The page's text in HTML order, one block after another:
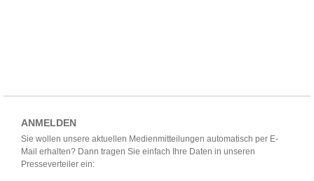
ANMELDEN
Sie wollen unsere aktuellen Medienmitteilungen automatisch per E-
Mail erhalten? Dann tragen Sie einfach Ihre Daten in unseren
Presseverteiler ein: